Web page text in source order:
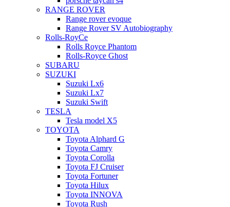
RANGE ROVER
Range rover evoque
Range Rover SV Autobiography
Rolls-RoyCe
Rolls Royce Phantom
Rolls-Royce Ghost
SUBARU
SUZUKI
Suzuki Lx6
Suzuki Lx7
Suzuki Swift
TESLA
Tesla model X5
TOYOTA
Toyota Alphard G
Toyota Camry
Toyota Corolla
Toyota FJ Cruiser
Toyota Fortuner
Toyota Hilux
Toyota INNOVA
Toyota Rush